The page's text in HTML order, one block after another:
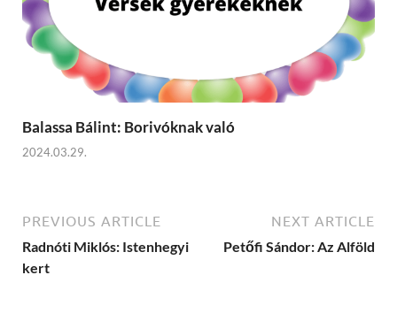
Balassa Bálint: Borivóknak való
2024.03.29.
PREVIOUS ARTICLE
Radnóti Miklós: Istenhegyi
kert
NEXT ARTICLE
Petőfi Sándor: Az Alföld